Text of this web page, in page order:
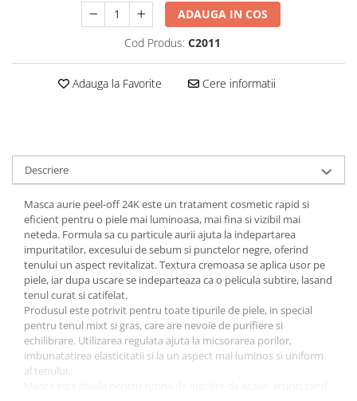
Componente PC & Software
Cabluri de incarcare
Stick-uri memorie USB
exterioare
Accesorii diverse
Confort auto
Curatare auto
Suporturi auto pentru telefon
Casa, Gradina & Bricolaj
Articole pentru Bucatarie & Servire
Decoratiuni
ADAUGA IN COS
Cod Produs: C2011
Adauga la Favorite Cere informatii
Descriere
Masca aurie peel-off 24K este un tratament cosmetic rapid si
eficient pentru o piele mai luminoasa, mai fina si vizibil mai
neteda. Formula sa cu particule aurii ajuta la indepartarea
impuritatilor, excesului de sebum si punctelor negre, oferind
tenului un aspect revitalizat. Textura cremoasa se aplica usor pe
piele, iar dupa uscare se indeparteaza ca o pelicula subtire, lasand
tenul curat si catifelat.
Produsul este potrivit pentru toate tipurile de piele, in special
pentru tenul mixt si gras, care are nevoie de purifiere si
echilibrare. Utilizarea regulata ajuta la micsorarea porilor,
imbunatatirea elasticitatii si la un aspect mai luminos si uniform
al tenului.